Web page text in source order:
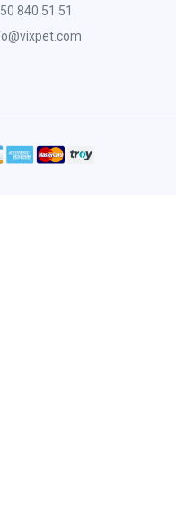
840 51 51